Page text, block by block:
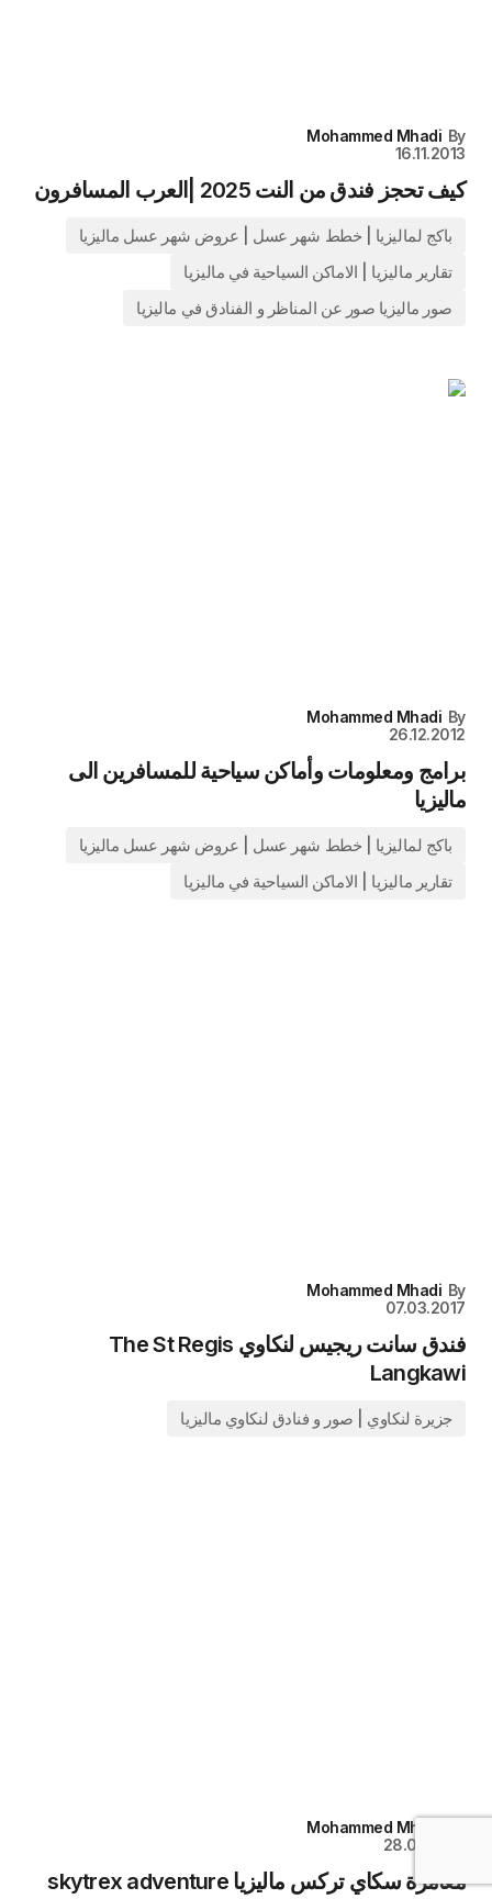
By
Mohammed Mhadi
16.11.2013
كيف تحجز فندق من النت 2025 |العرب المسافرون
باكج لماليزيا | خطط شهر عسل | عروض شهر عسل ماليزيا
تقارير ماليزيا | الاماكن السياحية في ماليزيا
صور ماليزيا صور عن المناظر و الفنادق في ماليزيا
By
Mohammed Mhadi
26.12.2012
برامج ومعلومات وأماكن سياحية للمسافرين الى
ماليزيا
باكج لماليزيا | خطط شهر عسل | عروض شهر عسل ماليزيا
تقارير ماليزيا | الاماكن السياحية في ماليزيا
By
Mohammed Mhadi
07.03.2017
فندق سانت ريجيس لنكاوي The St Regis
Langkawi
جزيرة لنكاوي | صور و فنادق لنكاوي ماليزيا
Mohammed Mhadi
28.05.2017
مغامرة سكاي تركس ماليزيا skytrex adventure